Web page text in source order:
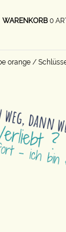
WARENKORB 0
orange /